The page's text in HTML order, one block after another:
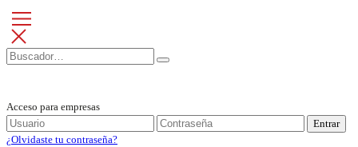
Acceso para empresas
Entrar
¿Olvidaste tu contraseña?